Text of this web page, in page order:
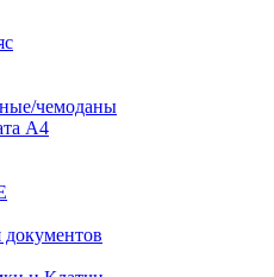
чемоданы
А4